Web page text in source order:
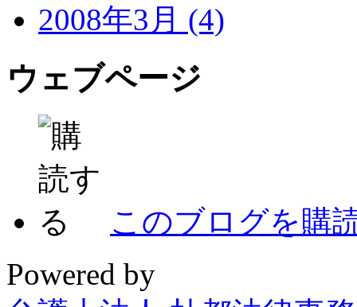
2008年3月 (4)
ウェブページ
このブログを購
Powered by